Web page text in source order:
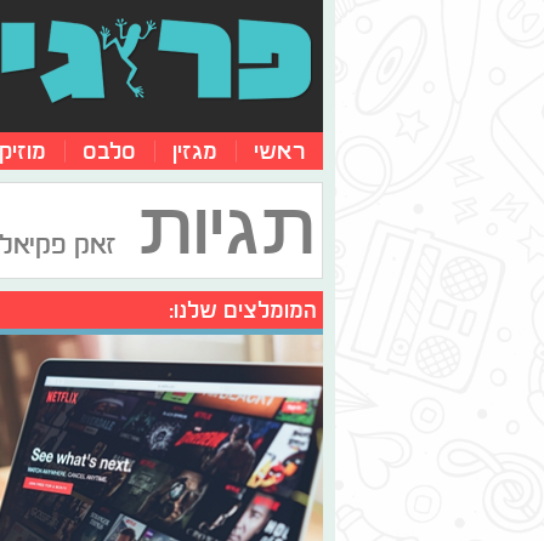
ראשי מגזין סלבס
תגיות זאק פקיאל
המומלצים שלנו: